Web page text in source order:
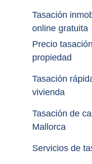
Tasación
online gratuita
Precio
propiedad
Tasación
vivienda
Tasación de
Mallorca
Servicios de